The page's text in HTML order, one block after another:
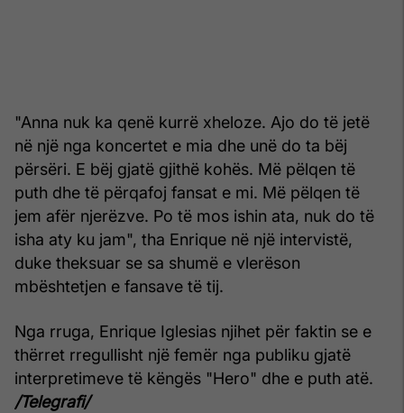
"Anna nuk ka qenë kurrë xheloze. Ajo do të jetë
në një nga koncertet e mia dhe unë do ta bëj
përsëri. E bëj gjatë gjithë kohës. Më pëlqen të
puth dhe të përqafoj fansat e mi. Më pëlqen të
jem afër njerëzve. Po të mos ishin ata, nuk do të
isha aty ku jam", tha Enrique në një intervistë,
duke theksuar se sa shumë e vlerëson
mbështetjen e fansave të tij.
Nga rruga, Enrique Iglesias njihet për faktin se e
thërret rregullisht një femër nga publiku gjatë
interpretimeve të këngës "Hero" dhe e puth atë.
/Telegrafi/